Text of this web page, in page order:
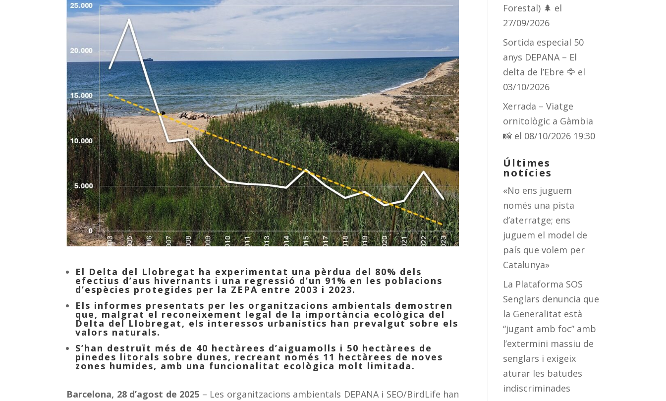
El Delta del Llobregat ha experimentat una pèrdua del 80% dels
efectius d’aus hivernants i una regressió d’un 91% en les poblacions
d’espècies protegides per la ZEPA entre 2003 i 2023.
Els informes presentats per les organitzacions ambientals demostren
que, malgrat el reconeixement legal de la importància ecològica del
Delta del Llobregat, els interessos urbanístics han prevalgut sobre els
valors naturals.
S’han destruït més de 40 hectàrees d’aiguamolls i 50 hectàrees de
pinedes litorals sobre dunes, recreant només 11 hectàrees de noves
zones humides, amb una funcionalitat ecològica molt limitada.
Barcelona, 28 d’agost de 2025 – Les organitzacions ambientals DEPANA i SEO/BirdLife han
Forestal) 🌲 el
27/09/2026
Sortida especial 50
anys DEPANA – El
delta de l’Ebre 🦅 el
03/10/2026
Xerrada – Viatge
ornitològic a Gàmbia
📸 el 08/10/2026 19:30
Últimes
notícies
«No ens juguem
només una pista
d’aterratge; ens
juguem el model de
país que volem per
Catalunya»
La Plataforma SOS
Senglars denuncia que
la Generalitat està
“jugant amb foc” amb
l’extermini massiu de
senglars i exigeix
aturar les batudes
indiscriminades